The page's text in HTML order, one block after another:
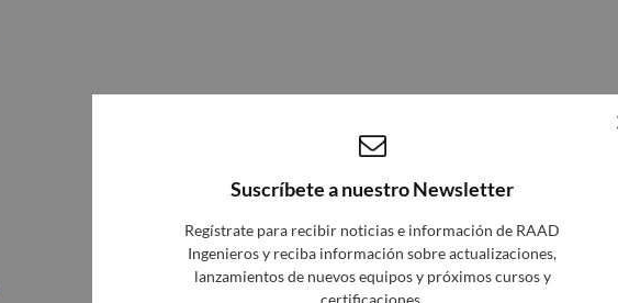
Suscríbete a nuestro Newsletter
Regístrate para recibir noticias e información de RAAD
Ingenieros y reciba información sobre actualizaciones,
lanzamientos de nuevos equipos y próximos cursos y
certificaciones.